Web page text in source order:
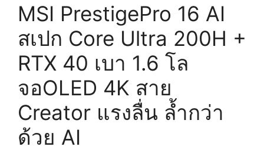
MSI PrestigePro 16 AI
สเปก Core Ultra 200H +
RTX 40 เบา 1.6 โล
จอOLED 4K สาย
Creator แรงลื่น ล้ำกว่า
ด้วย AI